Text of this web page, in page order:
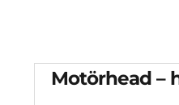
Motörhead –